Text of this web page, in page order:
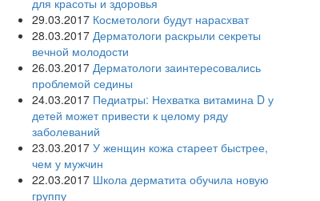
для красоты и здоровья
29.03.2017 Косметологи будут нарасхват
28.03.2017 Дерматологи раскрыли секреты
вечной молодости
26.03.2017 Дерматологи заинтересовались
проблемой седины
24.03.2017 Педиатры: Нехватка витамина D у
детей может привести к целому ряду
заболеваний
23.03.2017 У женщин кожа стареет быстрее,
чем у мужчин
22.03.2017 Школа дерматита обучила новую
группу